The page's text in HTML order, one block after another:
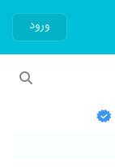
ورود